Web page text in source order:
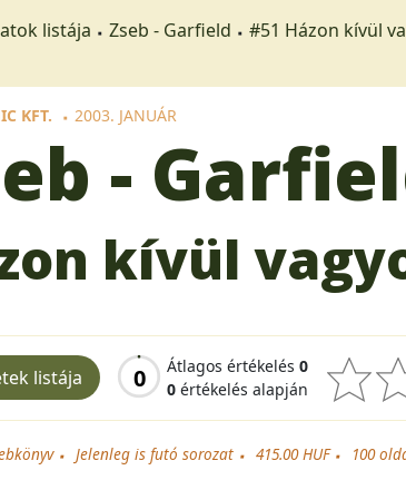
listája Zseb - Garfield #51 Házon kívül
KFT. 2003. JANUÁR
-
kívül
listája 0 Átlagos értékelés 0
0 értékelés alapján
Jelenleg is futó sorozat 415.00 HUF 100